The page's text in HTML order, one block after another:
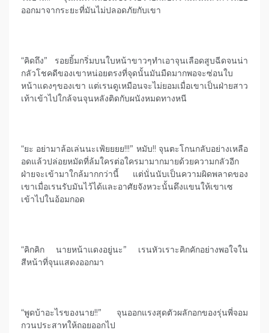
ออกมาจากระยะที่มันไม่ปลอดภัยกับเขา
“คิดถึง” รอยยิ้มกริ่มบนใบหน้าขาวๆทำเอาจุนเลือดสูบฉีดจนน่า
กลัวโชคดีของเขาหน่อยตรงที่จุดนั้นมันมืดมากพอจะซ่อนใบ
หน้าแดงๆของเขา แต่เรนดูเหมือนจะไม่ยอมเมื่อเขาเป็นฝ่ายสาว
เท้าเข้าไปใกล้จนจุนหลังติดกับผนังหมดทางหนี
“ยะ อย่ามาล้อเล่นนะเฟ้ยยยย!!!” หมับ!! จุนตะโกนกลับอย่างเหลือ
อดแล้วปล่อยหมัดที่ล้มใครต่อใครมามากมายด้วยความกลัวอีก
ฝ่ายจะเข้ามาใกล้มากกว่านี้ แต่นั่นนับเป็นความผิดพลาดของ
เขาเมื่อเรนรับมันไว้ได้และอาศัยจังหวะนั้นดึงแขนให้เขาเซ
เข้าไปในอ้อมกอด
“คิกคิก นายหน้าแดงอยู่นะ” เรนหัวเราะคิกคักอย่างพอใจใน
สีหน้าที่จุนแสดงออกมา
“พูดบ้าอะไรของนาย!!” จุนออกแรงสุดตัวผลักอกของรุ่นพี่จอม
กวนประสาทให้ถอยออกไป